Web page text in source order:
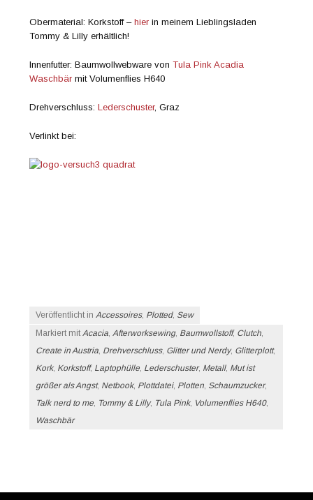
Obermaterial: Korkstoff –hier in meinem Lieblingsladen
Tommy & Lilly erhältlich!
Innenfutter: Baumwollwebware vonTula Pink Acadia
Waschbär mit Volumenflies H640
Drehverschluss:Lederschuster, Graz
Verlinkt bei:
Veröffentlicht inAccessoires, Plotted, Sew
Markiert mitAcacia,Afterworksewing, Baumwollstoff, Clutch,
Create in Austria, Drehverschluss, Glitter und Nerdy, Glitterplott,
Kork, Korkstoff, Laptophülle, Lederschuster, Metall, Mut ist
größer als Angst, Netbook, Plottdatei, Plotten, Schaumzucker,
Talk nerd to me, Tommy & Lilly, Tula Pink, Volumenflies H640,
Waschbär